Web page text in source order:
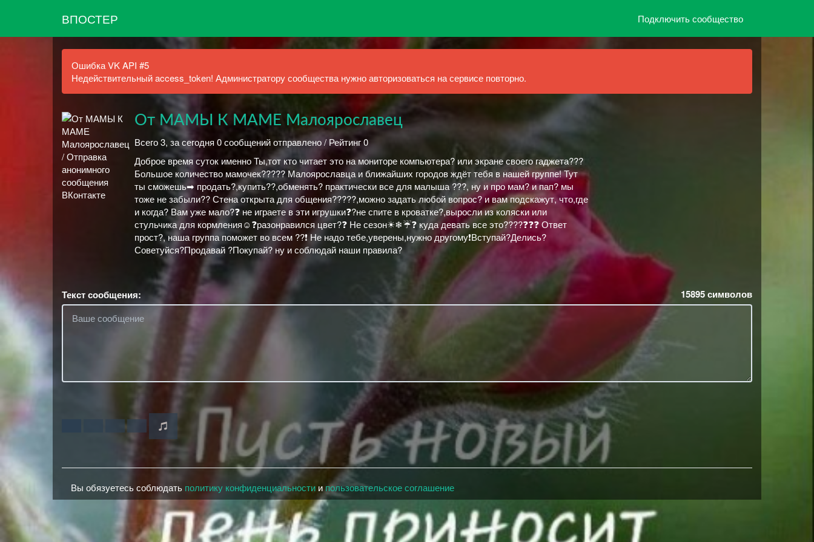
ВПОСТЕР Подключить сообщество
Ошибка VK API #5
Недействительный access_token! Администратору сообщества нужно авторизоваться на сервисе повторно.
От МАМЫ К МАМЕ Малоярославец
Всего 3, за сегодня 0 сообщений отправлено / Рейтинг 0
Доброе время суток именно Ты,тот кто читает это на мониторе компьютера? или экране своего гаджета???
Большое количество мамочек????? Малоярославца и ближайших городов ждёт тебя в нашей группе! Тут
ты сможешь➡ продать?,купить??,обменять? практически все для малыша ???, ну и про мам? и пап? мы
тоже не забыли?? Стена открыта для общения?????,можно задать любой вопрос? и вам подскажут, что,где
и когда? Вам уже мало?❓ не играете в эти игрушки❓?не спите в кроватке?,выросли из коляски или
стульчика для кормления☺❓разонравился цвет?❓ Не сезон☀❄☔❓ куда девать все это????❓❓❓ Ответ
прост?, наша группа поможет во всем ??❗ Не надо тебе,уверены,нужно другому❗Вступай?Делись?
Советуйся?Продавай ?Покупай? ну и соблюдай наши правила?
Текст сообщения: 15895символов
Вы обязуетесь соблюдать политику конфиденциальности ипользовательское соглашение